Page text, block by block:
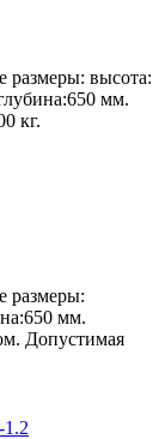
размеры: высота:
мм.
кг.
размеры:
мм.
Допустимая